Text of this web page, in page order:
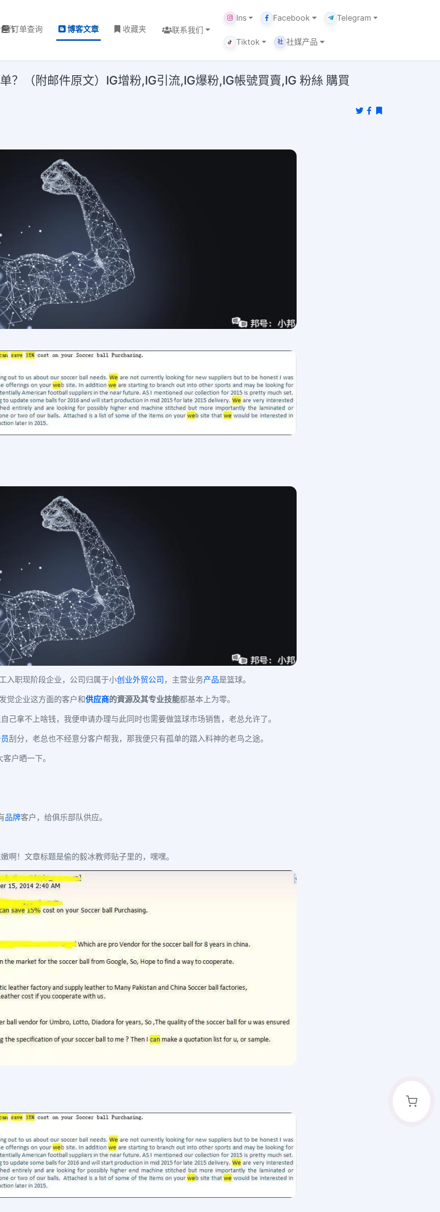
作订单查询 博客文章 收藏夹 联系我们
Ins Facebook Telegram
Tiktok 社 社媒产品
？（附邮件原文）IG增粉,IG引流,IG爆粉,IG帳號買賣,IG 粉絲 購買
入职现阶段企业，公司归属于小创业外贸公司 ，主营业务产品是篮球。
觉企业这方面的客户和供应商的資源及其专业技能都基本上为零。
己拿不上啥钱，我便申请办理与此同时也需要做篮球市场销售，老总允许了。
刮分，老总也不经意分客户帮我，那我便只有孤单的踏入料神的老鸟之途。
户晒一下。
品牌客户，给俱乐部队供应。
啊！文章标题是偷的毅冰教师贴子里的，嘿嘿。